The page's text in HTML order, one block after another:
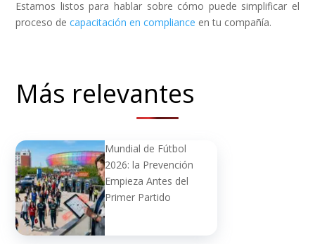
Estamos listos para hablar sobre cómo puede simplificar el
proceso decapacitación en compliance en tu compañía.
Más relevantes
Mundial de Fútbol
2026: la Prevención
Empieza Antes del
Primer Partido